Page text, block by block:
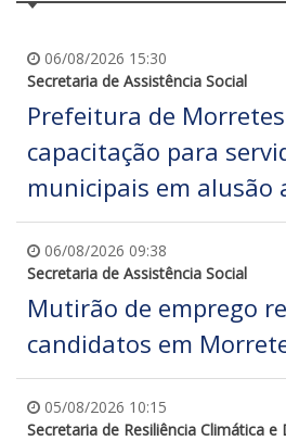
06/08/2026 15:30
Secretaria de Assistência Social
Prefeitura de
capacitação para
municipais em alusão
06/08/2026 09:38
Secretaria de Assistência Social
Mutirão de emprego
candidatos em
05/08/2026 10:15
Secretaria de Resiliência Climática e